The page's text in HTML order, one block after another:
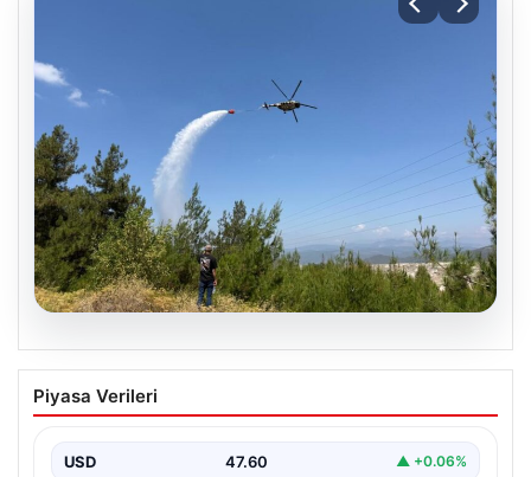
Bursa’da çıkan orman yangını
büyümeden söndürüldü
Piyasa Verileri
USD 47.60 ▲ +0.06%